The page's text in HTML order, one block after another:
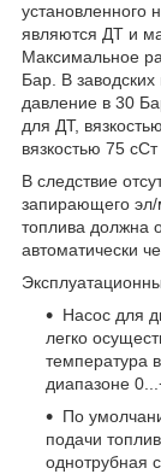
установленного
являются ДТ и
Максимальное
Бар. В заводских
давление в 30
для ДТ,
вязкостью 75
В следствие
запирающего эл/
топлива должна
автоматически
Насос для
легко
температура
диапазоне
По
подачи
однотрубная